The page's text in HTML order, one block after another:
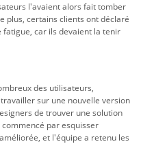
l'avaient alors fait tomber
plus, certains clients ont déclaré
car ils devaient la tenir
des utilisateurs,
sur une nouvelle version
de trouver une solution
par esquisser
et l'équipe a retenu les